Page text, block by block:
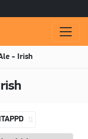
- Irish